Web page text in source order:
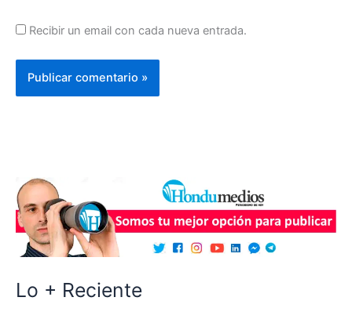
Recibir un email con cada nueva entrada.
Lo + Reciente